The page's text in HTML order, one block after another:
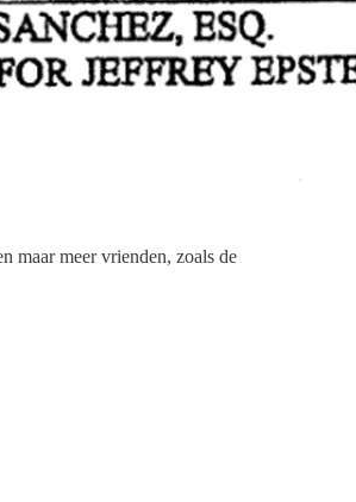
maar meer vrienden, zoals de